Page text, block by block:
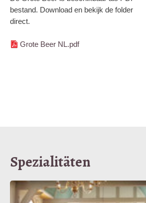
bestand. Download en bekijk de folder
direct.
Grote Beer NL.pdf
Spezialitäten